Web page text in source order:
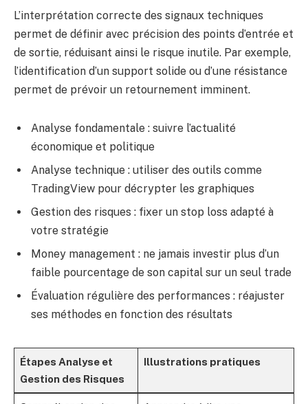
L’interprétation correcte des signaux techniques
permet de définir avec précision des points d’entrée et
de sortie, réduisant ainsi le risque inutile. Par exemple,
l’identification d’un support solide ou d’une résistance
permet de prévoir un retournement imminent.
Analyse fondamentale : suivre l’actualité
économique et politique
Analyse technique : utiliser des outils comme
TradingView pour décrypter les graphiques
Gestion des risques : fixer un stop loss adapté à
votre stratégie
Money management : ne jamais investir plus d’un
faible pourcentage de son capital sur un seul trade
Évaluation régulière des performances : réajuster
ses méthodes en fonction des résultats
Étapes Analyse et
Gestion des Risques
Illustrations pratiques